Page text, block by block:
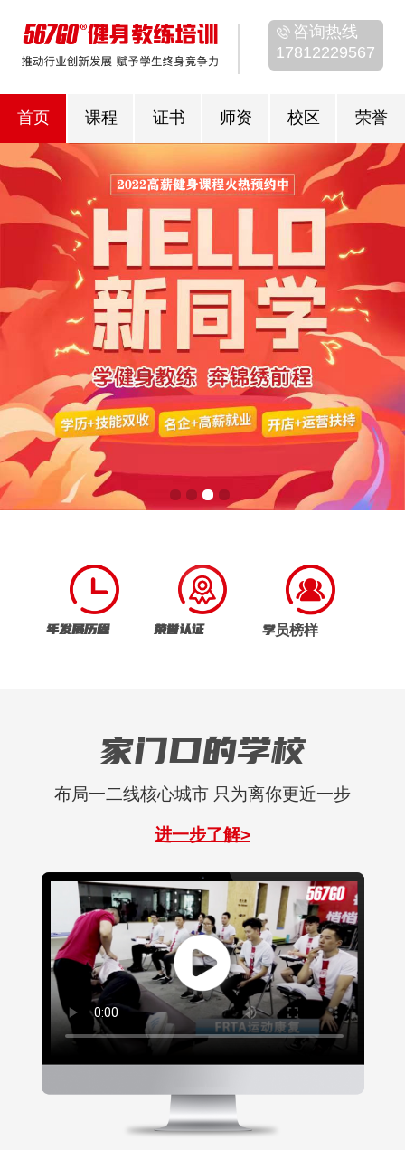
咨询热线
17812229567
首页 课程 证书 师资 校区 荣誉
年发展历程 荣誉认证 学员榜样
家门口的学校
布局一二线核心城市 只为离你更近一步
进一步了解>